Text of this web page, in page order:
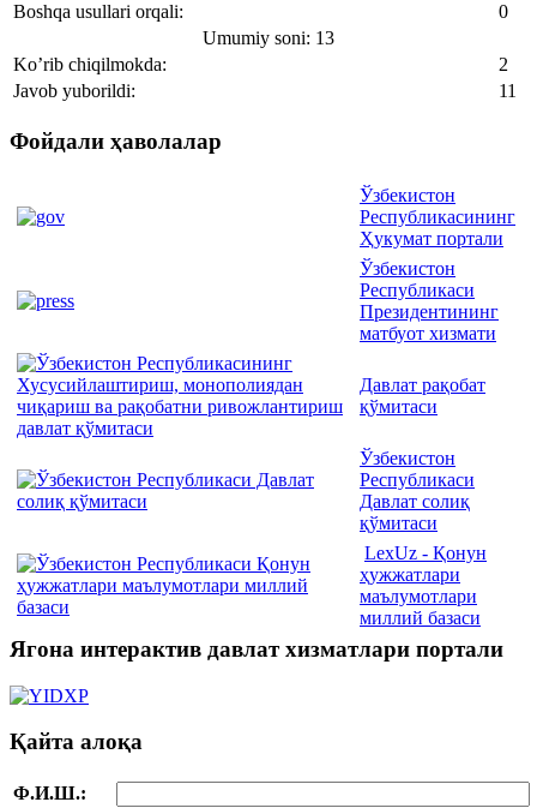
Boshqa usullari orqali:
0
Umumiy soni: 13
Ko’rib chiqilmokda:
2
Javob yuborildi:
11
Фойдали ҳаволалар
Ўзбекистон
Республикасининг
Ҳукумат портали
Ўзбекистон
Республикаси
Президентининг
матбуот хизмати
Давлат рақобат
қўмитаси
Ўзбекистон
Республикаси
Давлат солиқ
қўмитаси
LexUz - Қонун
ҳужжатлари
маълумотлари
миллий базаси
Ягона интерактив давлат хизматлари портали
Қайта алоқа
Ф.И.Ш.: